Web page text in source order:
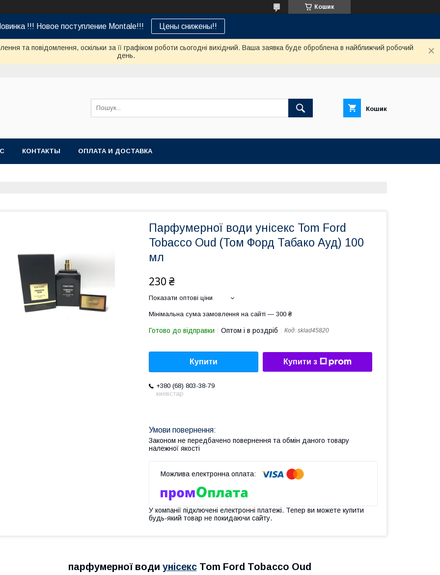
Кошик
!!! Новое поступление Montale!!! Цены снижены!!
та повідомлення, оскільки за її графіком роботи сьогодні вихідний. Ваша заявка буде оброблена в найближчий робочий
день.
Кошик
КОНТАКТЫ ОПЛАТА И ДОСТАВКА
Парфумерної води унісекс Tom Ford
Tobacco Oud (Том Форд Табако Ауд) 100
мл
230 ₴
Показати оптові ціни
Мінімальна сума замовлення на сайті — 300 ₴
Готово до відправки Оптом і в роздріб Код: sklad45820
Купити Купити з
+380 (68) 803-38-79
киевстар
Законом не передбачено повернення та обмін даного товару
належної якості
У компанії підключені електронні платежі. Тепер ви можете купити
будь-який товар не покидаючи сайту.
парфумерної води унісексTom Ford Tobacco Oud